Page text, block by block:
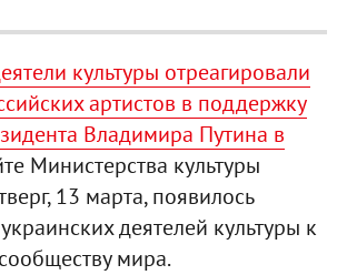
культуры отреагировали
артистов в поддержку
Владимира Путина в
Министерства культуры
13 марта, появилось
деятелей культуры к
мира.